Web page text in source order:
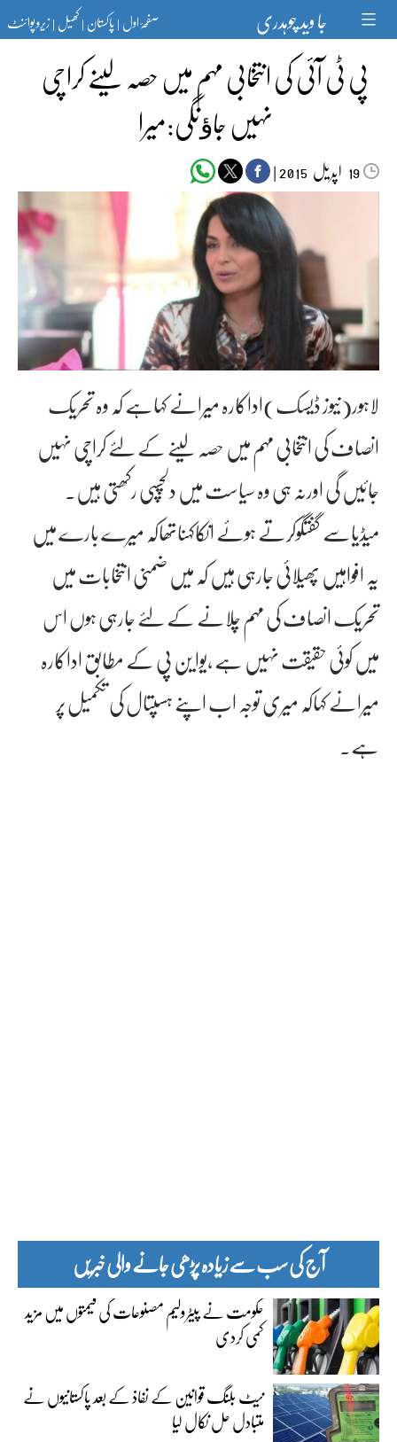
content جا وید چوہدری صفحۂ اول|پاکستان|کھیل|زیرو پوائنٹ
پی ٹی آئی کی انتخابی مہم میں حصہ لینے کراچی
نہیں جاﺅنگی:میرا
19 اپریل‬‮ |
لاہور(نیوز ڈیسک)اداکارہ میرانے کہاہے کہ وہ تحریک
انصاف کی انتخابی مہم میں حصہ لینے کے لئے کراچی نہیں
جائیں گی اورنہ ہی وہ سیاست میں دلچسپی رکھتی ہیں۔
میڈیاسے گفتگوکرتے ہوئے انکاکہناتھاکہ میرے بارے میں
یہ افواہیں پھیلائی جارہی ہیں کہ میں ضمنی انتخابات میں
تحریک انصاف کی مہم چلانے کے لئے جارہی ہوں اس
میں کوئی حقیقت نہیں ہے ،یوا ین پی کے مطابق اداکارہ
میرانے کہاکہ میری توجہ اب اپنے ہسپتال کی تکمیل پر
ہے۔
آج کی سب سے زیادہ پڑھی جانے والی خبریں
حکومت نے پیٹرولیم مصنوعات کی قیمتوں میں مزید
کمی کردی
نیٹ بلنگ قوانین کے نفاذ کے بعد پاکستانیوں نے
متبادل حل نکال لیا